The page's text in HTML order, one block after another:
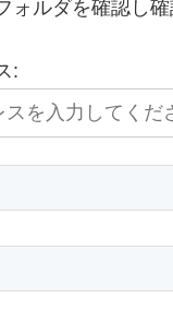
ォルダを確認し
: